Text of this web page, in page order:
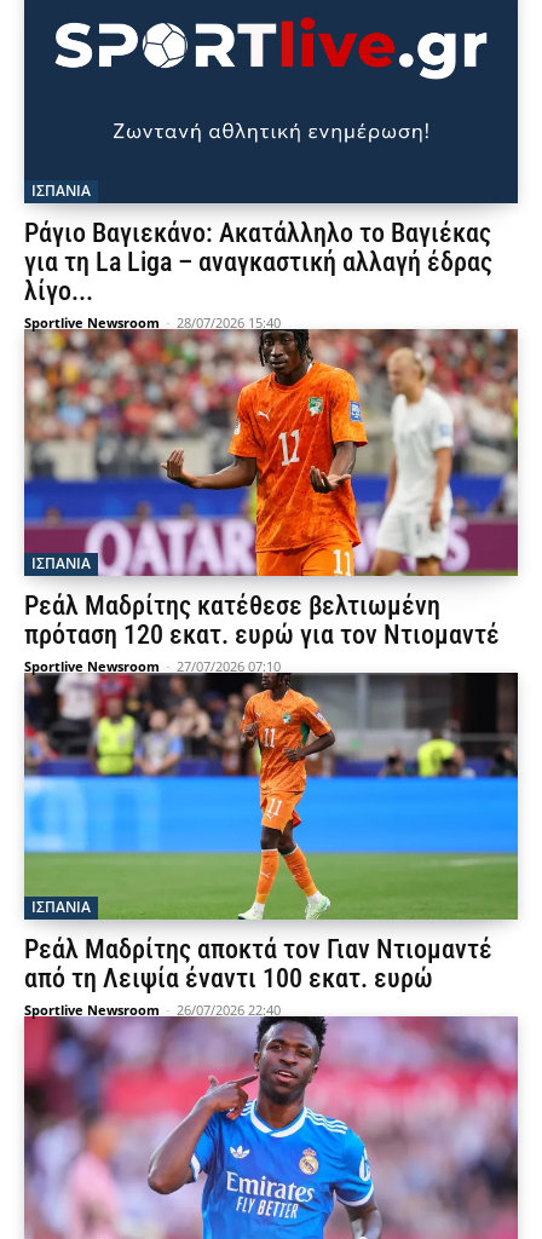
ΙΣΠΑΝΙΑ
Ράγιο Βαγιεκάνο: Ακατάλληλο το Βαγιέκας
για τη La Liga – αναγκαστική αλλαγή έδρας
λίγο...
Sportlive Newsroom - 28/07/2026 15:40
ΙΣΠΑΝΙΑ
Ρεάλ Μαδρίτης κατέθεσε βελτιωμένη
πρόταση 120 εκατ. ευρώ για τον Ντιομαντέ
Sportlive Newsroom - 27/07/2026 07:10
ΙΣΠΑΝΙΑ
Ρεάλ Μαδρίτης αποκτά τον Γιαν Ντιομαντέ
από τη Λειψία έναντι 100 εκατ. ευρώ
Sportlive Newsroom - 26/07/2026 22:40